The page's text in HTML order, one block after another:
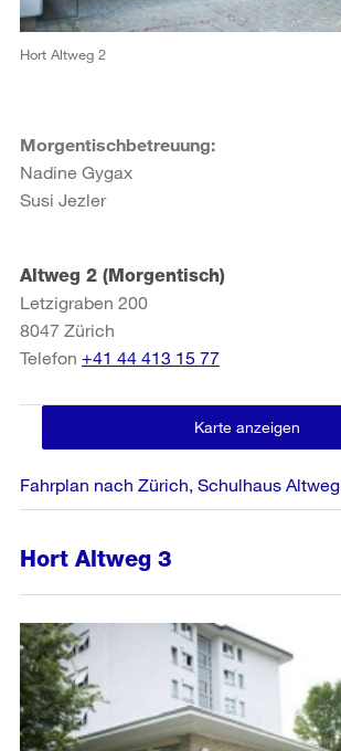
Hort Altweg 2
Morgentischbetreuung:
Nadine Gygax
Susi Jezler
Altweg 2 (Morgentisch)
Letzigraben 200
8047 Zürich
Telefon +41 44 413 15 77
Karte anzeigen
Fahrplan nach Zürich, Schulhaus Altweg
Hort Altweg 3